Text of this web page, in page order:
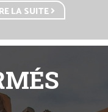
LA SUITE